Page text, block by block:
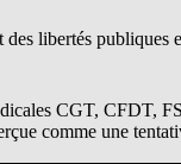
des libertés publiques
CGT, CFDT,
comme une